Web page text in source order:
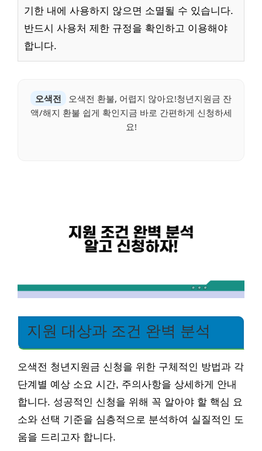
기한 내에 사용하지 않으면 소멸될 수 있습니다.
반드시 사용처 제한 규정을 확인하고 이용해야
합니다.
오색전
오색전 환불, 어렵지 않아요!청년지원금 잔
액/해지 환불 쉽게 확인지금 바로 간편하게 신청하세
요!
지원 대상과 조건 완벽 분석
오색전 청년지원금 신청을 위한 구체적인 방법과 각
단계별 예상 소요 시간, 주의사항을 상세하게 안내
합니다. 성공적인 신청을 위해 꼭 알아야 할 핵심 요
소와 선택 기준을 심층적으로 분석하여 실질적인 도
움을 드리고자 합니다.